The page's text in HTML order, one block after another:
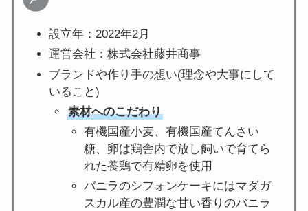
設立年：2022年2月
運営会社：株式会社藤井商事
ブランドや作り手の想い(理念や大事にして
いること)
素材へのこだわり
有機国産小麦、有機国産てんさい
糖、卵は鶏舎内で放し飼いで育てら
れた養鶏で有精卵を使用
バニラのシフォンケーキにはマダガ
スカル産の豊潤な甘い香りのバニラ